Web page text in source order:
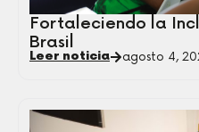
Fortaleciendo la
Brasil
Leer noticia agosto 4,